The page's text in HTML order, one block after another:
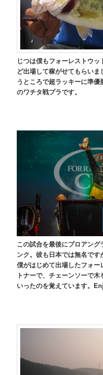
じつは僕もフォーレストウ
ど出場して稼がせてもらい
うところで超ラッキーに準
のワチタ戦プラです。
この試合を最後にプロアン
ンク。彼も日本では無名です
僕がはじめて出場したフォ
トナーで、チェーンソーで
いったのを覚えています。